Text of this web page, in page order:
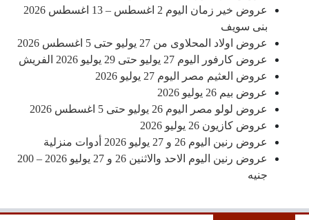
عروض خير زمان اليوم 2 اغسطس – 13 اغسطس 2026
بنى سويف
عروض اولاد المحلاوى من 27 يوليو حتى 5 اغسطس 2026
عروض كارفور اليوم 27 يوليو حتى 29 يوليو 2026 الفريش
عروض العثيم مصر اليوم 27 يوليو 2026
عروض بيم 26 يوليو 2026
عروض لولو مصر اليوم 26 يوليو حتى 5 اغسطس 2026
عروض كازيون 26 يوليو 2026
عروض رنين اليوم 26 و 27 يوليو 2026 أدوات منزلية
عروض رنين اليوم الاحد والاثنين 26 و 27 يوليو 2026 – 200
جنيه